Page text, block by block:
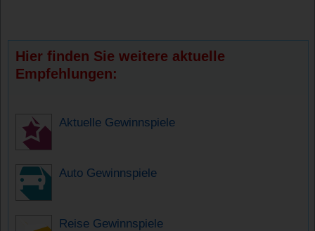
Hier finden Sie weitere aktuelle
Empfehlungen:
Aktuelle Gewinnspiele
Auto Gewinnspiele
Reise Gewinnspiele